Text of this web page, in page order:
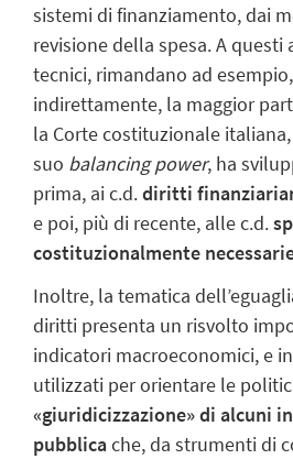
sistemi di finanziamento, dai
revisione della spesa. A questi
tecnici, rimandano ad
indirettamente, la maggior
la Corte costituzionale
suo balancing power, ha
prima, ai c.d.diritti
e poi, più di recente, alle c.d.
costituzionalmente
Inoltre, la tematica
diritti presenta un risvolto
indicatori macroeconomici, e
utilizzati per orientare le
«giuridicizzazione» di alcuni
pubblicache, da strumenti di